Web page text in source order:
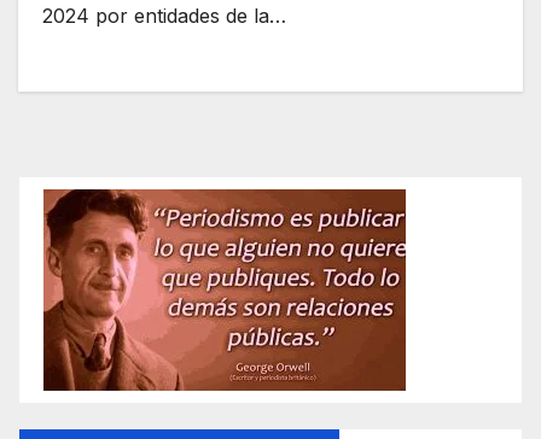
2024 por entidades de la…